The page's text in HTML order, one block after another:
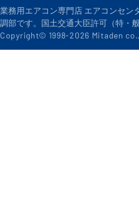
業務用エアコン専門店 エアコンセン
調部です。国土交通大臣許可（特・
Copyright© 1998-2026 Mitaden